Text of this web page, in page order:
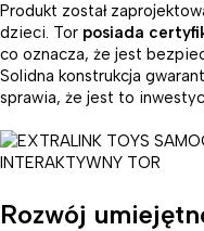
Produkt został
dzieci. Tor posiada
co oznacza, że jest
Solidna konstrukcja
sprawia, że jest to
Rozwój